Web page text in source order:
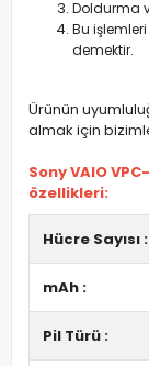
Doldurma
Bu
demektir.
Ürünün
almak için
Sony VAIO
özellikleri:
Hücre Sayısı :
mAh :
Pil Türü :